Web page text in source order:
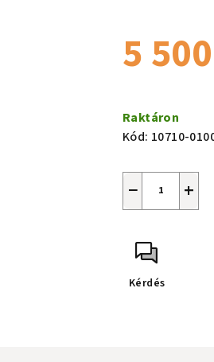
5
Raktáron
Kód: 10710-
+
−
Kérdés